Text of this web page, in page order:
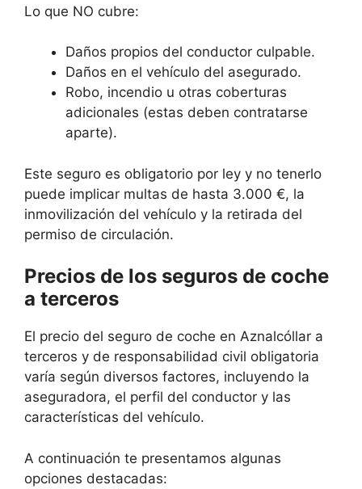
Lo que NO cubre:
Daños propios del conductor culpable.
Daños en el vehículo del asegurado.
Robo, incendio u otras coberturas
adicionales (estas deben contratarse
aparte).
Este seguro es obligatorio por ley y no tenerlo
puede implicar multas de hasta 3.000 €, la
inmovilización del vehículo y la retirada del
permiso de circulación.
Precios de los seguros de coche
a terceros
El precio del seguro de coche en Aznalcóllar a
terceros y de responsabilidad civil obligatoria
varía según diversos factores, incluyendo la
aseguradora, el perfil del conductor y las
características del vehículo.
A continuación te presentamos algunas
opciones destacadas: